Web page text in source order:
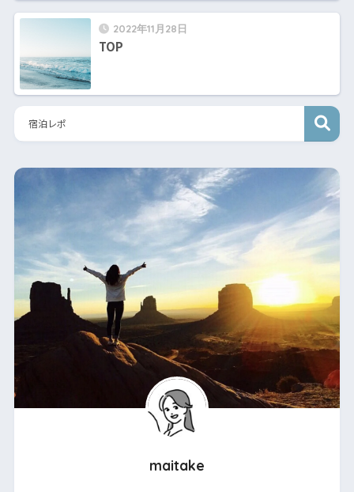
2022年11月28日
TOP
maitake